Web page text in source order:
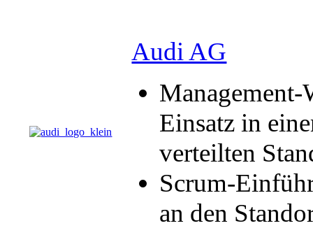
Audi AG
Management-
Einsatz in
verteilten
Scrum-
an den